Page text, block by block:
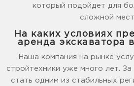
который подойдет для
сложной
На каких условиях
аренда экскаватора
Наша компания на рынке
стройтехники уже много лет.
стать одним из стабильных